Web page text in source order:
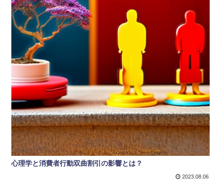
心理学と消費者行動双曲割引の影響とは？
2023.08.06